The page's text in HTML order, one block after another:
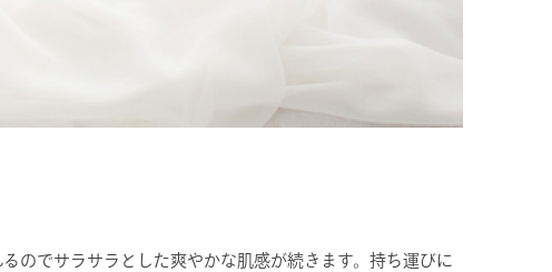
のでサラサラとした爽やかな肌感が続きます。持ち運びに